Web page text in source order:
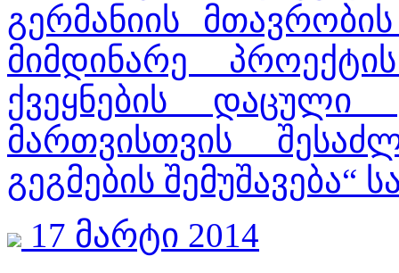
გერმანიის
მიმდინარე
ქვეყნების დაცული
მართვისთვის
გეგმების შემუშავება“
17 მარტი 2014